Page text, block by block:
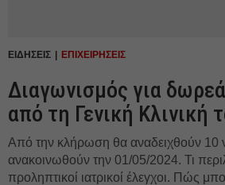
ΕΙΔΗΣΕΙΣ ΕΠΙΧΕΙΡΗΣΕΙΣ
Διαγωνισμός για
από τη Γενική Κλινική
Από την κλήρωση θα αναδειχθούν 10
ανακοινωθούν την 01/05/2024. Τι
προληπτικοί ιατρικοί έλεγχοι. Πώς